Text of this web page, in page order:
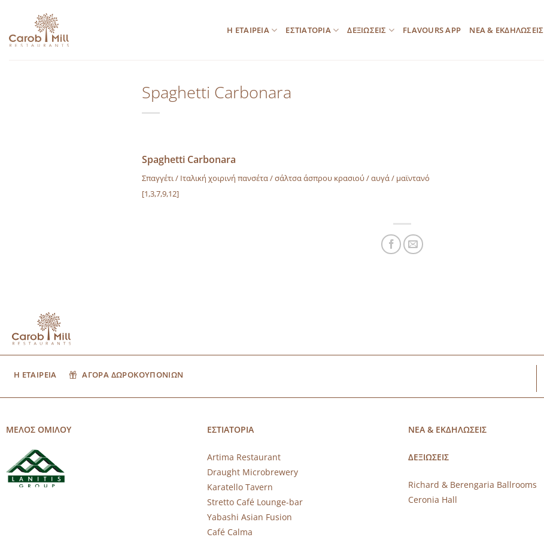
περιεχόμενο
Η ΕΤΑΙΡΕΙΑ ΕΣΤΙΑΤΟΡΙΑ ΔΕΞΙΩΣΕΙΣ FLAVOURS APP ΝΕΑ & ΕΚΔΗΛΩΣΕΙΣ
Spaghetti Carbonara
Spaghetti Carbonara
Σπαγγέτι / Ιταλική χοιρινή πανσέτα / σάλτσα άσπρου κρασιού / αυγά / μαϊντανό
[1,3,7,9,12]
Η ΕΤΑΙΡΕΙΑ ΑΓΟΡΑ ΔΩΡΟΚΟΥΠΟΝΙΩΝ
ΜΕΛΟΣ ΟΜΙΛΟΥ ΕΣΤΙΑΤΟΡΙΑ
Artima Restaurant
Draught Microbrewery
Karatello Tavern
Stretto Café Lounge-bar
Yabashi Asian Fusion
Café Calma
ΝΕΑ & ΕΚΔΗΛΩΣΕΙΣ
ΔΕΞΙΩΣΕΙΣ
Richard & Berengaria Ballrooms
Ceronia Hall